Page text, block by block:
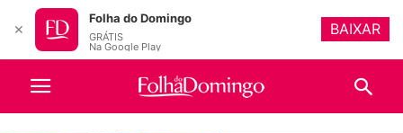
✕
Folha do Domingo
GRÁTIS
Na Google Play
BAIXAR